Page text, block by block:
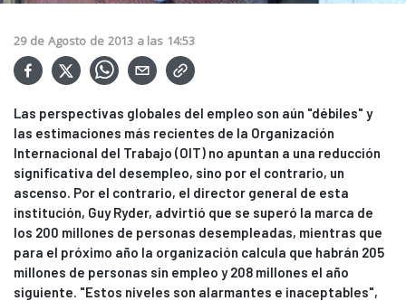
29 de Agosto de 2013 a las 14:53
Las perspectivas globales del empleo son aún "débiles" y
las estimaciones más recientes de la Organización
Internacional del Trabajo (OIT) no apuntan a una reducción
significativa del desempleo, sino por el contrario, un
ascenso. Por el contrario, el director general de esta
institución, Guy Ryder, advirtió que se superó la marca de
los 200 millones de personas desempleadas, mientras que
para el próximo año la organización calcula que habrán 205
millones de personas sin empleo y 208 millones el año
siguiente. "Estos niveles son alarmantes e inaceptables",